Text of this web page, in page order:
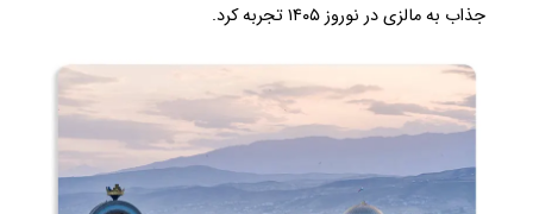
جذاب به مالزی در نوروز ۱۴۰۵ تجربه کرد.